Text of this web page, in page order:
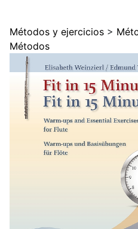
Métodos y ejercicios >
Métodos